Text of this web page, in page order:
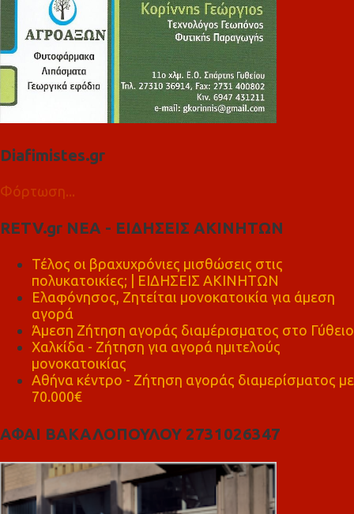
Diafimistes.gr
Φόρτωση...
RETV.gr ΝΕΑ - ΕΙΔΗΣΕΙΣ ΑΚΙΝΗΤΩΝ
Τέλος οι βραχυχρόνιες μισθώσεις στις
πολυκατοικίες; | ΕΙΔΗΣΕΙΣ ΑΚΙΝΗΤΩΝ
Ελαφόνησος, Ζητείται μονοκατοικία για άμεση
αγορά
Άμεση Ζήτηση αγοράς διαμέρισματος στο Γύθειο
Χαλκίδα - Ζήτηση για αγορά ημιτελούς
μονοκατοικίας
Αθήνα κέντρο - Ζήτηση αγοράς διαμερίσματος με
70.000€
ΑΦΑΙ ΒΑΚΑΛΟΠΟΥΛΟΥ 2731026347